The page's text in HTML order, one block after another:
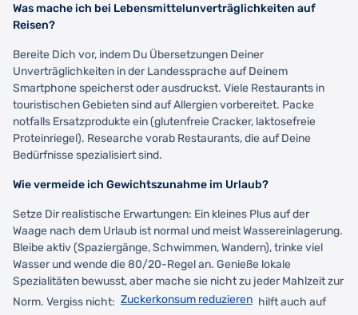
Was mache ich bei Lebensmittelunverträglichkeiten auf
Reisen?
Bereite Dich vor, indem Du Übersetzungen Deiner
Unverträglichkeiten in der Landessprache auf Deinem
Smartphone speicherst oder ausdruckst. Viele Restaurants in
touristischen Gebieten sind auf Allergien vorbereitet. Packe
notfalls Ersatzprodukte ein (glutenfreie Cracker, laktosefreie
Proteinriegel). Researche vorab Restaurants, die auf Deine
Bedürfnisse spezialisiert sind.
Wie vermeide ich Gewichtszunahme im Urlaub?
Setze Dir realistische Erwartungen: Ein kleines Plus auf der
Waage nach dem Urlaub ist normal und meist Wassereinlagerung.
Bleibe aktiv (Spaziergänge, Schwimmen, Wandern), trinke viel
Wasser und wende die 80/20-Regel an. Genieße lokale
Spezialitäten bewusst, aber mache sie nicht zu jeder Mahlzeit zur
Norm. Vergiss nicht: Zuckerkonsum reduzieren hilft auch auf